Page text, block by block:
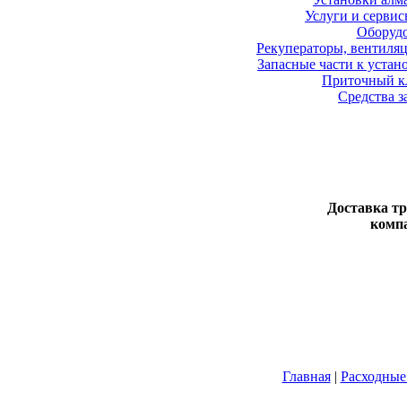
Услуги и
Рекуператоры,
Запасные части к
Приточный
Средства
Доставка
Главная|